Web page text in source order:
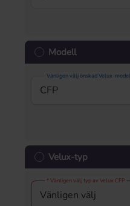
Modell
Vänligen välj önskad Velux-
Velux-typ
* Vänligen välj typ av Velux CFP